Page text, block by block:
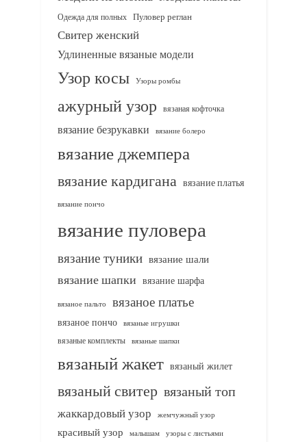
Одежда для полных Пуловер реглан
Свитер женский
Удлиненные вязаные модели
Узор косы Узоры ромбы
ажурный узор вязаная кофточка
вязание безрукавки вязание болеро
вязание джемпера
вязание кардигана вязание платья
вязание пончо
вязание пуловера
вязание туники вязание шали
вязание шапки вязание шарфа
вязаное пальто вязаное платье
вязаное пончо вязаные игрушки
вязаные комплекты
вязаные шапки
вязаный жакет вязаный жилет
вязаный свитер вязаный топ
жаккардовый узор жемчужный узор
красивый узор малышам узоры с листьями